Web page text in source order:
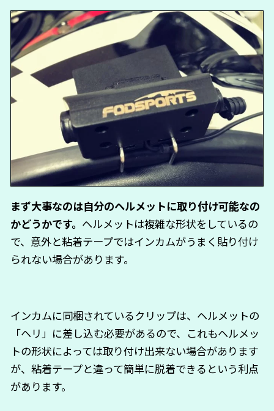
まず大事なのは自分のヘルメットに取り付け可能なの
かどうかです。 ヘルメットは複雑な形状をしているの
で、意外と粘着テープではインカムがうまく貼り付け
られない場合があります。
インカムに同梱されているクリップは、ヘルメットの
「ヘリ」に差し込む必要があるので、これもヘルメッ
トの形状によっては取り付け出来ない場合があります
が、粘着テープと違って簡単に脱着できるという利点
があります。